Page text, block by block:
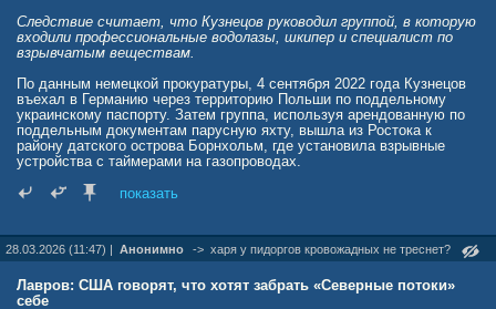
Следствие считает, что Кузнецов руководил группой, в которую
входили профессиональные водолазы, шкипер и специалист по
взрывчатым веществам.
По данным немецкой прокуратуры, 4 сентября 2022 года Кузнецов
въехал в Германию через территорию Польши по поддельному
украинскому паспорту. Затем группа, используя арендованную по
поддельным документам парусную яхту, вышла из Ростока к
району датского острова Борнхольм, где установила взрывные
устройства с таймерами на газопроводах.
В августе 2025 года Кузнецов был задержан в Италии, после чего в
rusvesna.su/news/1782986070
показать
28.03.2026 (11:47) | Анонимно -> харя у пидоргов кровожадных не треснет?
Лавров: США говорят, что хотят забрать «Северные потоки»
себе